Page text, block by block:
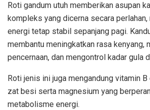
Roti gandum utuh memberikan asupan
kompleks yang dicerna secara perlahan,
energi tetap stabil sepanjang pagi.
membantu meningkatkan rasa kenyang,
pencernaan, dan mengontrol kadar gula
Roti jenis ini juga mengandung vitamin
zat besi serta magnesium yang
metabolisme energi.